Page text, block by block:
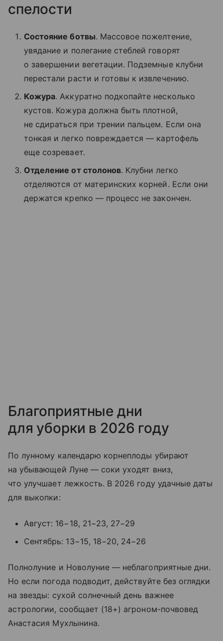
спелости
Состояние ботвы. Массовое пожелтение,
увядание и полегание стеблей говорят
о завершении вегетации. Подземные клубни
перестали расти и готовы к извлечению.
Кожура. Аккуратно подкопайте несколько
кустов. Кожура должна быть плотной,
не сдираться при трении пальцем. Если она
тонкая и легко повреждается — картофель
еще созревает.
Отделение от столонов. Клубни легко
отделяются от материнских корней. Если они
держатся крепко — процесс не закончен.
Благоприятные дни
для уборки в 2026 году
По лунному календарю корнеплоды убирают
на убывающей Луне — соки уходят вниз,
что улучшает лежкость. В 2026 году удачные даты
для выкопки:
Август: 16−18, 21−23, 27−29
Сентябрь: 13−15, 18−20, 24−26
Полнолуние и Новолуние — неблагоприятные дни.
Но если погода подводит, действуйте без оглядки
на звезды: сухой солнечный день важнее
астрологии, сообщает (18+) агроном-почвовед
Анастасия Мухлынина.